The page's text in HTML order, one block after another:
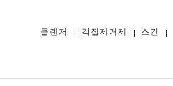
클렌저 각질제거제 스킨